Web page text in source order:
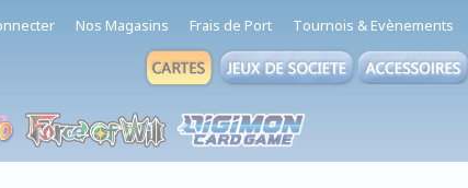
Nos Magasins Frais de Port Tournois & Evènements